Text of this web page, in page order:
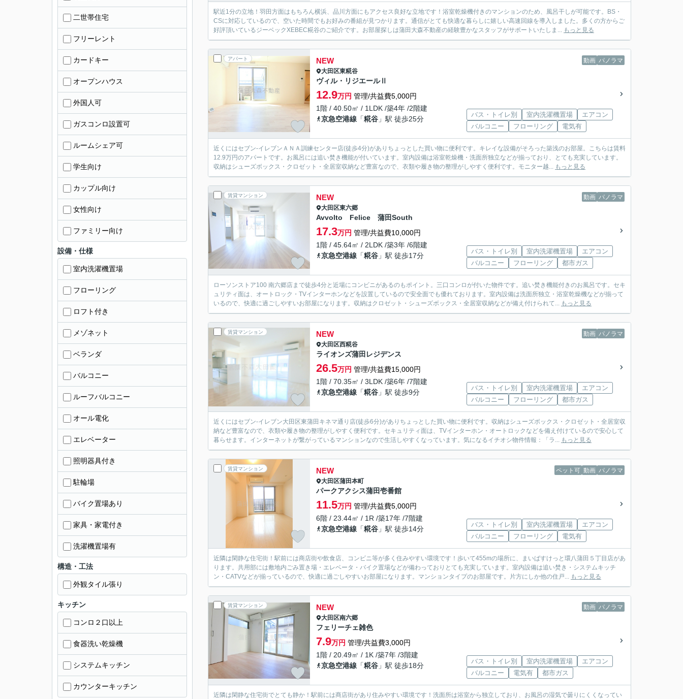
駅近1分の立地！羽田方面はもちろん横浜、品川方面にもアクセス良好な立地です！浴室乾燥機付きのマンションのため、風呂干しが可能です。BS・
CSに対応しているので、空いた時間でもお好みの番組が見つかります。通信がとても快適な暮らしに嬉しい高速回線を導入しました。多くの方からご
好評頂いているジーベックXEBEC糀谷のご紹介です。お部屋探しは蒲田大森不動産の経験豊かなスタッフがサポートいたしま... もっと見る
アパート 動画 パノラマ
NEW
大田区東糀谷
ヴィル・リジエールⅡ
12.9万円 管理/共益費5,000円
1階 / 40.50㎡ / 1LDK /築4年 /2階建
京急空港線 「糀谷 」駅 徒歩25分
バス・トイレ別 室内洗濯機置場
エアコン
バルコニー
フローリング 電気有
近くにはセブン-イレブンＡＮＡ訓練センター店(徒歩4分)がありちょっとした買い物に便利です。キレイな設備がそろった築浅のお部屋。こちらは賃料
12.9万円のアパートです。お風呂には追い焚き機能が付いています。室内設備は浴室乾燥機・洗面所独立などが揃っており、とても充実しています。
収納はシューズボックス・クロゼット・全居室収納など豊富なので、衣類や履き物の整理がしやすく便利です。モニター越... もっと見る
賃貸マンション 動画 パノラマ
NEW
大田区東六郷
Avvolto Felice 蒲田South
17.3万円 管理/共益費10,000円
1階 / 45.64㎡ / 2LDK /築3年 /6階建
京急空港線 「糀谷 」駅 徒歩17分
バス・トイレ別 室内洗濯機置場
エアコン
バルコニー
フローリング 都市ガス
ローソンストア100 南六郷店まで徒歩4分と近場にコンビニがあるのもポイント。三口コンロが付いた物件です。追い焚き機能付きのお風呂です。セキ
ュリティ面は、オートロック・TVインターホンなどを設置しているので安全面でも優れております。室内設備は洗面所独立・浴室乾燥機などが揃って
いるので、快適に過ごしやすいお部屋になります。収納はクロゼット・シューズボックス・全居室収納などが備え付けられて... もっと見る
賃貸マンション 動画 パノラマ
NEW
大田区西糀谷
ライオンズ蒲田レジデンス
26.5万円 管理/共益費15,000円
1階 / 70.35㎡ / 3LDK /築6年 /7階建
京急空港線 「糀谷 」駅 徒歩9分
バス・トイレ別 室内洗濯機置場
エアコン
バルコニー
フローリング 都市ガス
近くにはセブン-イレブン大田区東蒲田キネマ通り店(徒歩6分)がありちょっとした買い物に便利です。収納はシューズボックス・クロゼット・全居室収
納など豊富なので、衣類や履き物の整理がしやすく便利です。セキュリティ面は、TVインターホン・オートロックなどを備え付けているので安心して
暮らせます。インターネットが繋がっているマンションなので生活しやすくなっています。気になるイチオシ物件情報：「ラ... もっと見る
賃貸マンション ペット可 動画 パノラマ
NEW
大田区蒲田本町
パークアクシス蒲田壱番館
11.5万円 管理/共益費5,000円
6階 / 23.44㎡ / 1R /築17年 /7階建
京急空港線 「糀谷 」駅 徒歩14分
バス・トイレ別 室内洗濯機置場
エアコン
バルコニー
フローリング 電気有
近隣は閑静な住宅街！駅前には商店街や飲食店、コンビニ等が多く住みやすい環境です！歩いて455mの場所に、まいばすけっと環八蒲田５丁目店があ
ります。共用部には敷地内ごみ置き場・エレベータ・バイク置場などが備わっておりとても充実しています。室内設備は追い焚き・システムキッチ
ン・CATVなどが揃っているので、快適に過ごしやすいお部屋になります。マンションタイプのお部屋です。片方にしか他の住戸... もっと見る
賃貸マンション 動画 パノラマ
NEW
大田区南六郷
フェリーチェ雑色
7.9万円 管理/共益費3,000円
1階 / 20.49㎡ / 1K /築7年 /3階建
京急空港線 「糀谷 」駅 徒歩18分
バス・トイレ別 室内洗濯機置場
エアコン
バルコニー
電気有 都市ガス
近隣は閑静な住宅街でとても静か！駅前には商店街があり住みやすい環境です！洗面所は浴室から独立しており、お風呂の湿気で曇りにくくなってい
二世帯住宅
フリーレント
カードキー
オープンハウス
外国人可
ガスコンロ設置可
ルームシェア可
学生向け
カップル向け
女性向け
ファミリー向け
設備・仕様
室内洗濯機置場
フローリング
ロフト付き
メゾネット
ベランダ
バルコニー
ルーフバルコニー
オール電化
エレベーター
照明器具付き
駐輪場
バイク置場あり
家具・家電付き
洗濯機置場有
構造・工法
外観タイル張り
キッチン
コンロ２口以上
食器洗い乾燥機
システムキッチン
カウンターキッチン